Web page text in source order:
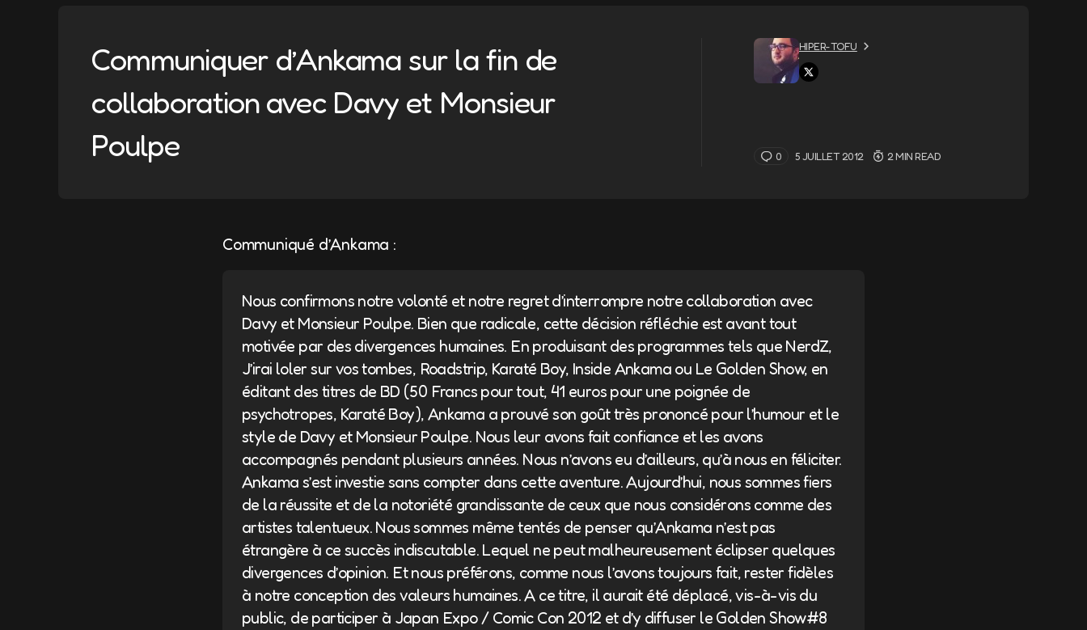
Communiquer d’Ankama sur la fin de
collaboration avec Davy et Monsieur
Poulpe
HIPER-TOFU
0 5 JUILLET 2012 2 MIN READ
Communiqué d’Ankama :
Nous confirmons notre volonté et notre regret d’interrompre notre collaboration avec
Davy et Monsieur Poulpe. Bien que radicale, cette décision réfléchie est avant tout
motivée par des divergences humaines. En produisant des programmes tels que NerdZ,
J’irai loler sur vos tombes, Roadstrip, Karaté Boy, Inside Ankama ou Le Golden Show, en
éditant des titres de BD (50 Francs pour tout, 41 euros pour une poignée de
psychotropes, Karaté Boy), Ankama a prouvé son goût très prononcé pour l’humour et le
style de Davy et Monsieur Poulpe. Nous leur avons fait confiance et les avons
accompagnés pendant plusieurs années. Nous n’avons eu d’ailleurs, qu’à nous en féliciter.
Ankama s’est investie sans compter dans cette aventure. Aujourd’hui, nous sommes fiers
de la réussite et de la notoriété grandissante de ceux que nous considérons comme des
artistes talentueux. Nous sommes même tentés de penser qu’Ankama n’est pas
étrangère à ce succès indiscutable. Lequel ne peut malheureusement éclipser quelques
divergences d’opinion. Et nous préférons, comme nous l’avons toujours fait, rester fidèles
à notre conception des valeurs humaines. A ce titre, il aurait été déplacé, vis-à-vis du
public, de participer à Japan Expo / Comic Con 2012 et d’y diffuser le Golden Show#8